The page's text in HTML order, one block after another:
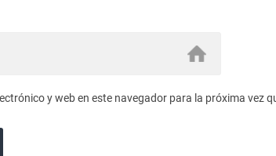
y web en este navegador para la próxima vez